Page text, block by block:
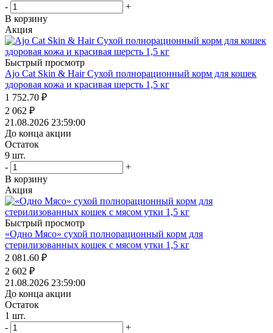
-
+
В корзину
Акция
Быстрый просмотр
Ajo Cat Skin & Hair Сухой полнорационный корм для кошек
здоровая кожа и красивая шерсть 1,5 кг
1 752.70 ₽
2 062 ₽
21.08.2026 23:59:00
До конца акции
Остаток
9 шт.
-
+
В корзину
Акция
Быстрый просмотр
«Одно Мясо» сухой полнорационный корм для
стерилизованных кошек с мясом утки 1,5 кг
2 081.60 ₽
2 602 ₽
21.08.2026 23:59:00
До конца акции
Остаток
1 шт.
-
+